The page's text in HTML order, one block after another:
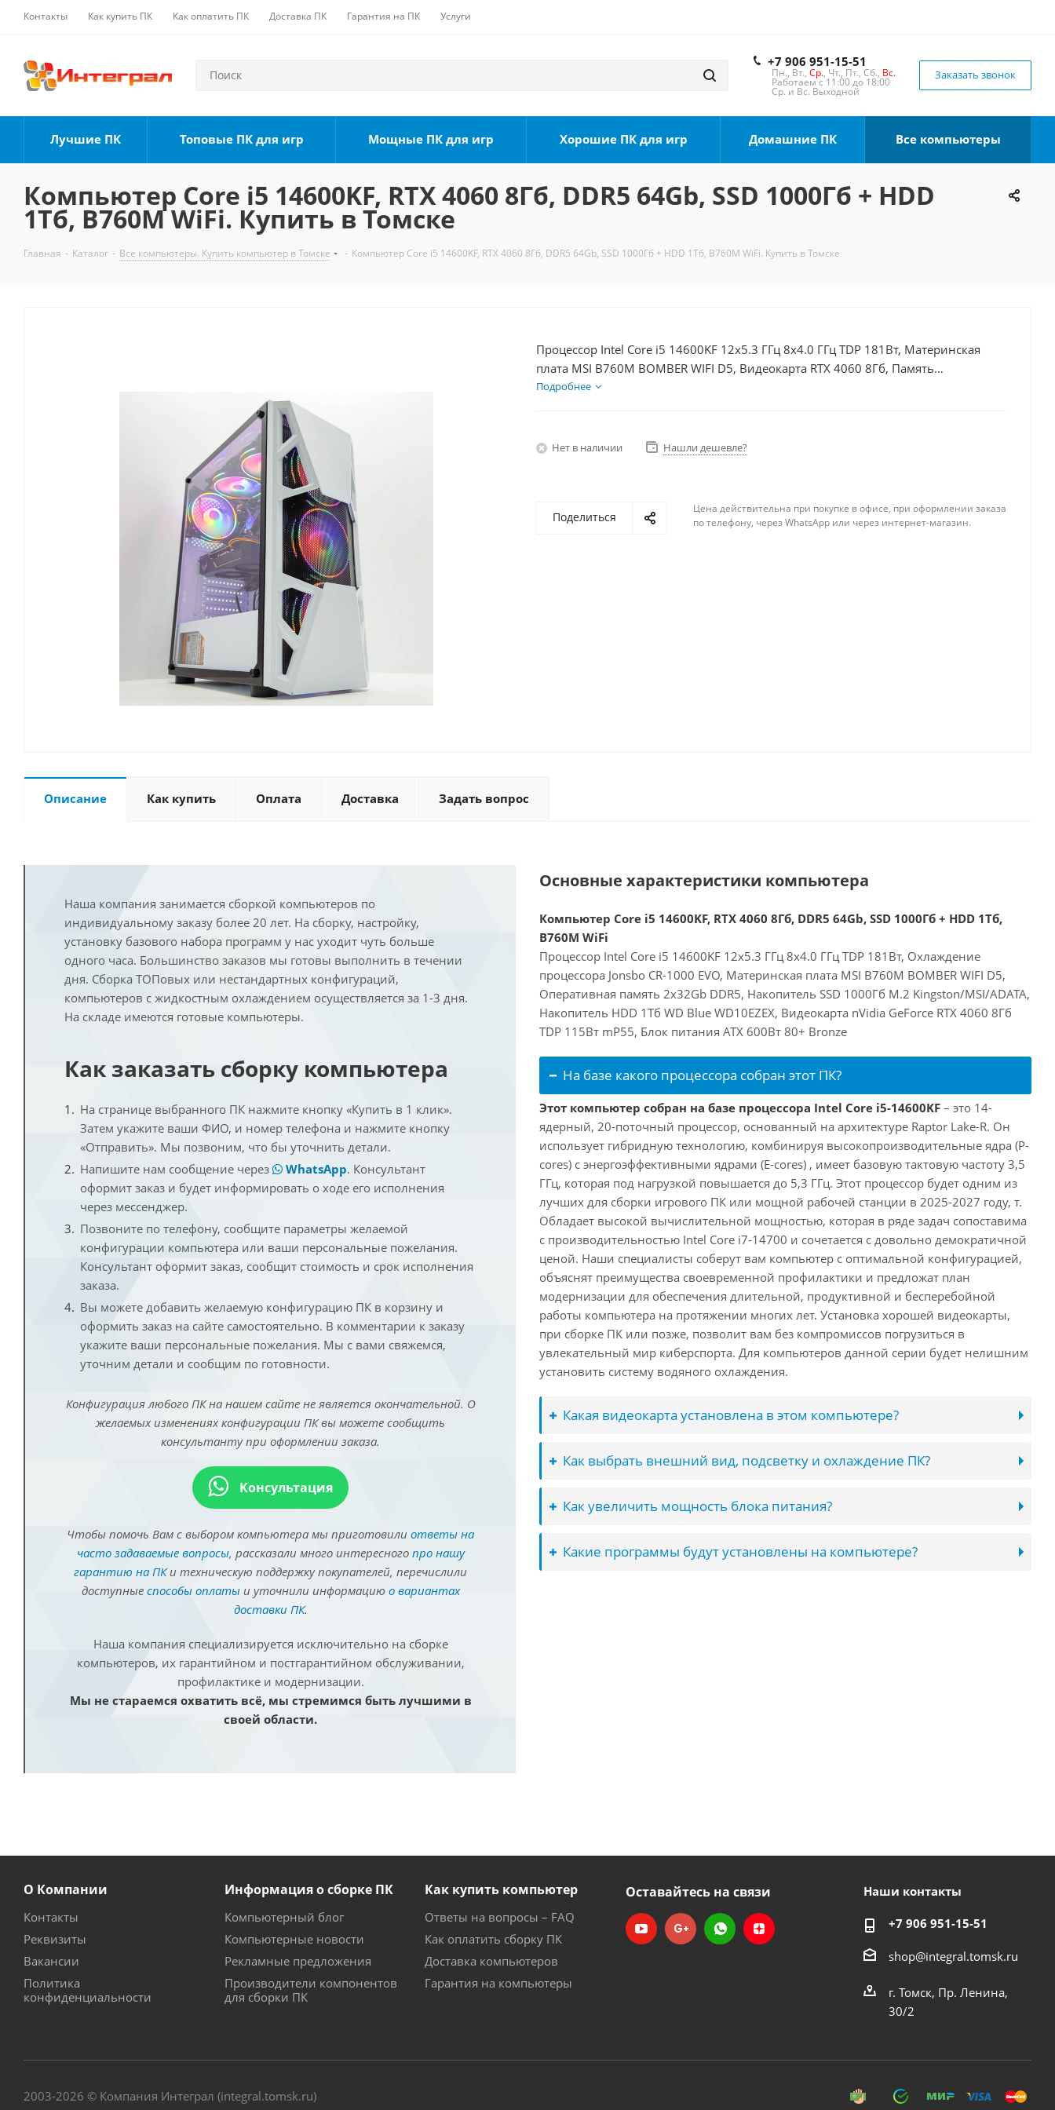
Контакты Как купить ПК Как оплатить ПК Доставка ПК Гарантия на ПК Услуги
+7 906 951-15-51
Пн., Вт., Ср., Чт., Пт., Сб., Вс.
Работаем с 11:00 до 18:00
Ср. и Вс. Выходной
Заказать звонок
Лучшие ПК Топовые ПК для игр Мощные ПК для игр Хорошие ПК для игр Домашние ПК Все компьютеры
Компьютер Core i5 14600KF, RTX 4060 8Гб, DDR5 64Gb, SSD 1000Гб + HDD
1Тб, B760M WiFi. Купить в Томске
Главная - Каталог - Все компьютеры. Купить компьютер в Томске - Компьютер Core i5 14600KF, RTX 4060 8Гб, DDR5 64Gb, SSD 1000Гб + HDD 1Тб, B760M WiFi. Купить в Томске
Процессор Intel Core i5 14600KF 12x5.3 ГГц 8x4.0 ГГц TDP 181Вт, Материнская
плата MSI B760M BOMBER WIFI D5, Видеокарта RTX 4060 8Гб, Память
DDR5 64Gb, Диски SSD 1000Гб + HDD 1Тб, БП 600Вт
Подробнее
Нет в наличии Нашли дешевле?
Поделиться
Цена действительна при покупке в офисе, при оформлении заказа
по телефону, через WhatsApp или через интернет-магазин.
Описание Как купить Оплата Доставка Задать вопрос
Наша компания занимается сборкой компьютеров по
индивидуальному заказу более 20 лет. На сборку, настройку,
установку базового набора программ у нас уходит чуть больше
одного часа. Большинство заказов мы готовы выполнить в течении
дня. Сборка ТОПовых или нестандартных конфигураций,
компьютеров с жидкостным охлаждением осуществляется за 1-3 дня.
На складе имеются готовые компьютеры.
Как заказать сборку компьютера
На странице выбранного ПК нажмите кнопку «Купить в 1 клик».
Затем укажите ваши ФИО, и номер телефона и нажмите кнопку
«Отправить». Мы позвоним, что бы уточнить детали.
Напишите нам сообщение через
WhatsApp. Консультант
оформит заказ и будет информировать о ходе его исполнения
через мессенджер.
Позвоните по телефону, сообщите параметры желаемой
конфигурации компьютера или ваши персональные пожелания.
Консультант оформит заказ, сообщит стоимость и срок исполнения
заказа.
Вы можете добавить желаемую конфигурацию ПК в корзину и
оформить заказ на сайте самостоятельно. В комментарии к заказу
укажите ваши персональные пожелания. Мы с вами свяжемся,
уточним детали и сообщим по готовности.
Конфигурация любого ПК на нашем сайте не является окончательной. О
желаемых изменениях конфигурации ПК вы можете сообщить
консультанту при оформлении заказа.
Консультация
Чтобы помочь Вам с выбором компьютера мы приготовили ответы на
часто задаваемые вопросы, рассказали много интересного про нашу
гарантию на ПКи техническую поддержку покупателей, перечислили
доступные способы оплатыи уточнили информацию о вариантах
доставки ПК.
Наша компания специализируется исключительно на сборке
компьютеров, их гарантийном и постгарантийном обслуживании,
профилактике и модернизации.
Мы не стараемся охватить всё, мы стремимся быть лучшими в
своей области.
Основные характеристики компьютера
Компьютер Core i5 14600KF, RTX 4060 8Гб, DDR5 64Gb, SSD 1000Гб + HDD 1Тб,
B760M WiFi
Процессор Intel Core i5 14600KF 12x5.3 ГГц 8x4.0 ГГц TDP 181Вт, Охлаждение
процессора Jonsbo CR-1000 EVO, Материнская плата MSI B760M BOMBER WIFI D5,
Оперативная память 2x32Gb DDR5, Накопитель SSD 1000Гб M.2 Kingston/MSI/ADATA,
Накопитель HDD 1Тб WD Blue WD10EZEX, Видеокарта nVidia GeForce RTX 4060 8Гб
TDP 115Вт mP55, Блок питания ATX 600Вт 80+ Bronze
На базе какого процессора собран этот ПК?
Этот компьютер собран на базе процессора Intel Core i5-14600KF – это 14-
ядерный, 20-поточный процессор, основанный на архитектуре Raptor Lake-R. Он
использует гибридную технологию, комбинируя высокопроизводительные ядра (P-
cores) с энергоэффективными ядрами (E-cores) , имеет базовую тактовую частоту 3,5
ГГц, которая под нагрузкой повышается до 5,3 ГГц. Этот процессор будет одним из
лучших для сборки игрового ПК или мощной рабочей станции в 2025-2027 году, т.
Обладает высокой вычислительной мощностью, которая в ряде задач сопоставима
с производительностью Intel Core i7-14700 и сочетается с довольно демократичной
ценой. Наши специалисты соберут вам компьютер с оптимальной конфигурацией,
объяснят преимущества своевременной профилактики и предложат план
модернизации для обеспечения длительной, продуктивной и бесперебойной
работы компьютера на протяжении многих лет. Установка хорошей видеокарты,
при сборке ПК или позже, позволит вам без компромиссов погрузиться в
увлекательный мир киберспорта. Для компьютеров данной серии будет нелишним
установить систему водяного охлаждения.
Какая видеокарта установлена в этом компьютере?
Как выбрать внешний вид, подсветку и охлаждение ПК?
Как увеличить мощность блока питания?
Какие программы будут установлены на компьютере?
О Компании
Контакты
Реквизиты
Вакансии
Политика
конфиденциальности
Информация о сборке ПК
Компьютерный блог
Компьютерные новости
Рекламные предложения
Производители компонентов
для сборки ПК
Как купить компьютер
Ответы на вопросы – FAQ
Как оплатить сборку ПК
Доставка компьютеров
Гарантия на компьютеры
Оставайтесь на связи Наши контакты
+7 906 951-15-51
shop@integral.tomsk.ru
г. Томск, Пр. Ленина,
30/2
2003-2026 © Компания Интеграл (integral.tomsk.ru)